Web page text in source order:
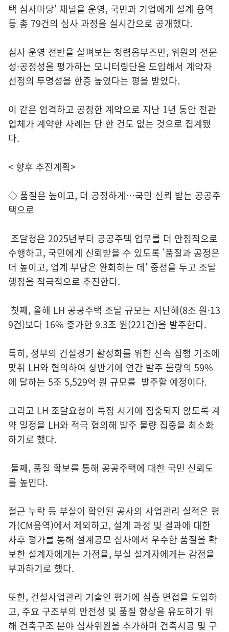
택 심사마당' 채널을 운영, 국민과 기업에게 설계 용역
등 총 79건의 심사 과정을 실시간으로 공개했다.
심사 운영 전반을 살펴보는 청렴옴부즈만, 위원의 전문
성·공정성을 평가하는 모니터링단을 도입해서 계약자
선정의 투명성을 한층 높였다는 평을 받았다.
이 같은 엄격하고 공정한 계약으로 지난 1년 동안 전관
업체가 계약한 사례는 단 한 건도 없는 것으로 집계됐
다.
< 향후 추진계획>
◇ 품질은 높이고, 더 공정하게…국민 신뢰 받는 공공주
택으로
조달청은 2025년부터 공공주택 업무를 더 안정적으로
수행하고, 국민에게 신뢰받을 수 있도록 '품질과 공정은
더 높이고, 업계 부담은 완화하는 데' 중점을 두고 조달
행정을 적극적으로 추진한다.
첫째, 올해 LH 공공주택 조달 규모는 지난해(8조 원·13
9건)보다 16% 증가한 9.3조 원(221건)을 발주한다.
특히, 정부의 건설경기 활성화를 위한 신속 집행 기조에
맞춰 LH와 협의하여 상반기에 연간 발주 물량의 59%
에 달하는 5조 5,529억 원 규모를 발주할 예정이다.
그리고 LH 조달요청이 특정 시기에 집중되지 않도록 계
약 일정을 LH와 적극 협의해 발주 물량 집중을 최소화
하기로 했다.
둘째, 품질 확보를 통해 공공주택에 대한 국민 신뢰도
를 높인다.
철근 누락 등 부실이 확인된 공사의 사업관리 실적은 평
가(CM용역)에서 제외하고, 설계 과정 및 결과에 대한
사후 평가를 통해 설계공모 심사에서 우수한 품질을 확
보한 설계자에게는 가점을, 부실 설계자에게는 감점을
부과하기로 했다.
또한, 건설사업관리 기술인 평가에 심층 면접을 도입하
고, 주요 구조부의 안전성 및 품질 향상을 유도하기 위
해 건축구조 분야 심사위원을 추가하며 건축시공 및 구